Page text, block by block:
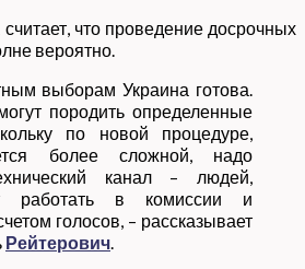
что проведение досрочных
вероятно.
выборам Украина готова.
породить определенные
по новой процедуре,
более сложной, надо
канал – людей,
работать в комиссии и
голосов, – рассказывает
Рейтерович.